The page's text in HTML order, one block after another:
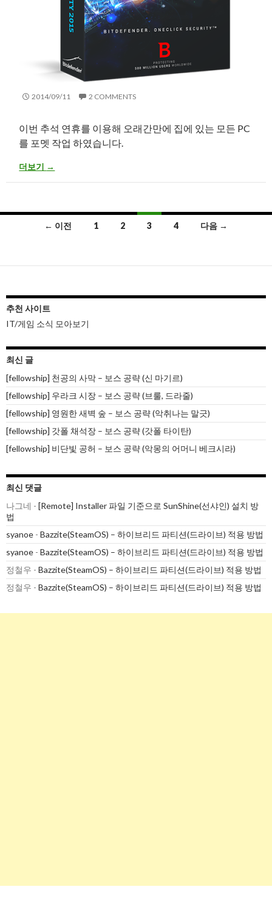
2014/09/11 2 COMMENTS
이번 추석 연휴를 이용해 오래간만에 집에 있는 모든 PC
를 포멧 작업 하였습니다.
유명 백신 이벤트 정보 (비트디펜더,노턴,카스퍼스키,아베스트)
더보기 →
비
이
션
← 이전 1 2 3 4 다음 →
추천 사이트
IT/게임 소식 모아보기
최신 글
[fellowship] 천공의 사막 – 보스 공략 (신 마기르)
[fellowship] 우라크 시장 – 보스 공략 (브룰, 드라줄)
[fellowship] 영원한 새벽 숲 – 보스 공략 (악취나는 말긋)
[fellowship] 갓폴 채석장 – 보스 공략 (갓폴 타이탄)
[fellowship] 비단빛 공허 – 보스 공략 (악몽의 어머니 베크시라)
최신 댓글
나그네 - [Remote] Installer 파일 기준으로 SunShine(선샤인) 설치 방
법
syanoe - Bazzite(SteamOS) – 하이브리드 파티션(드라이브) 적용 방법
syanoe - Bazzite(SteamOS) – 하이브리드 파티션(드라이브) 적용 방법
정철우 - Bazzite(SteamOS) – 하이브리드 파티션(드라이브) 적용 방법
정철우 - Bazzite(SteamOS) – 하이브리드 파티션(드라이브) 적용 방법